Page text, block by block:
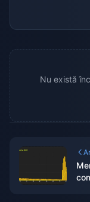
Nu există